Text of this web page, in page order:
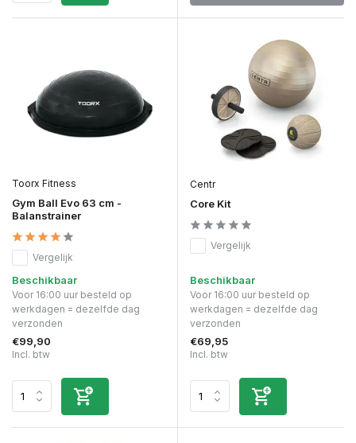
Toorx Fitness
Gym Ball Evo 63 cm -
Balanstrainer
Vergelijk
Beschikbaar
Voor 16:00 uur besteld op
werkdagen = dezelfde dag
verzonden
€99,90
Incl. btw
Centr
Core Kit
Vergelijk
Beschikbaar
Voor 16:00 uur besteld op
werkdagen = dezelfde dag
verzonden
€69,95
Incl. btw